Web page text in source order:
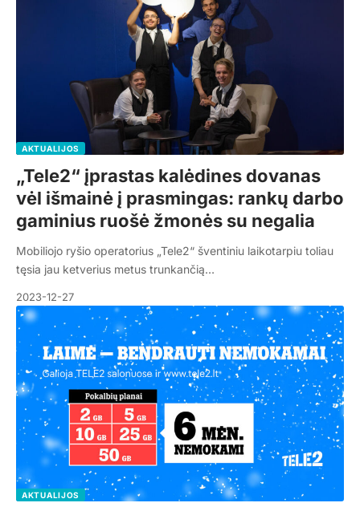
AKTUALIJOS
„Tele2“ įprastas kalėdines dovanas
vėl išmainė į prasmingas: rankų darbo
gaminius ruošė žmonės su negalia
Mobiliojo ryšio operatorius „Tele2“ šventiniu laikotarpiu toliau
tęsia jau ketverius metus trunkančią…
2023-12-27
AKTUALIJOS